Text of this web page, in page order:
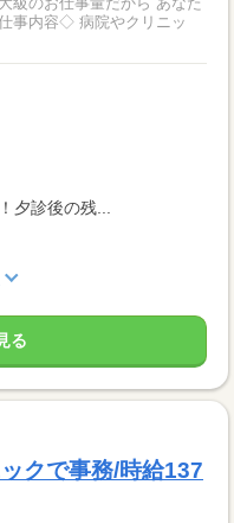
夕診後の残...
る
クで事務/時給137